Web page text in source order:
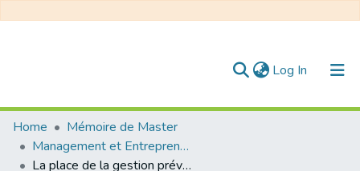
Log In (current)
Communities & Collections
All of DSpace
Home
Mémoire de Master
Management et Entrepreneuriat
La place de la gestion prévisionnelle des emplois et des compétences dans la gestion des ressources humaines: étude de cas: Tonic Industrie